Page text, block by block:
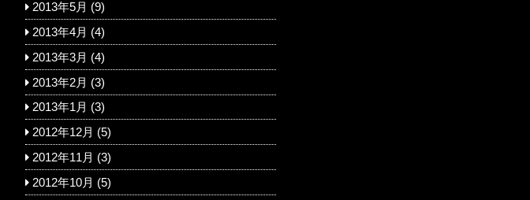
2013年5月 (9)
2013年4月 (4)
2013年3月 (4)
2013年2月 (3)
2013年1月 (3)
2012年12月 (5)
2012年11月 (3)
2012年10月 (5)